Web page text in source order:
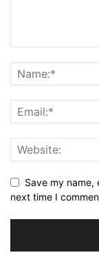
Save my name,
next time I